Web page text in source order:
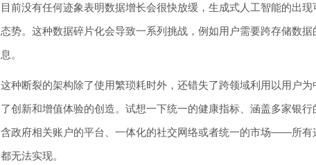
目前没有任何迹象表明数据增长会很快放缓，生成式人工智能的出
态势。这种数据碎片化会导致一系列挑战，例如用户需要跨存储数
息。
这种断裂的架构除了使用繁琐耗时外，还错失了跨领域利用以用户
了创新和增值体验的创造。试想一下统一的健康指标、涵盖多家银
含政府相关账户的平台、一体化的社交网络或者统一的市场——所有
都无法实现。